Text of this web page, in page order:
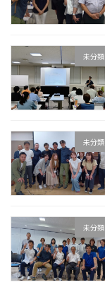
未分類
未分類
未分類